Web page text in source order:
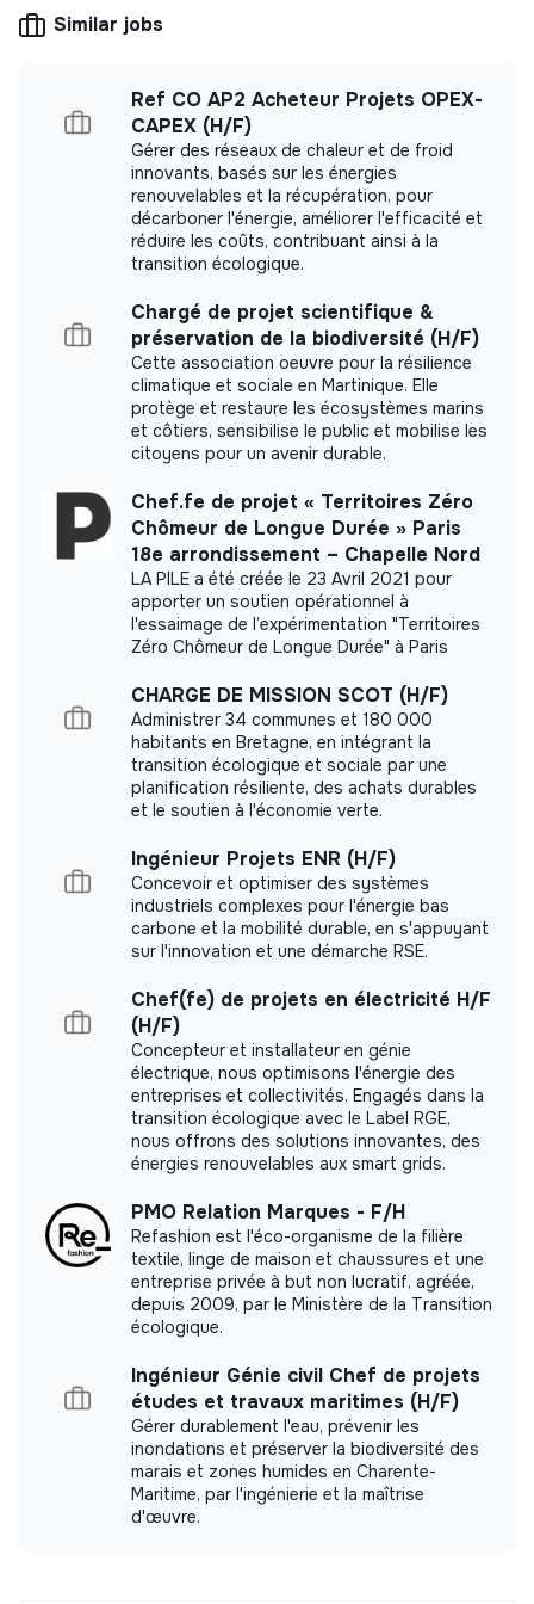
visés par le bénéficiaire)
les différents programmes, les différentes formes de
mobilité et sur les différentes actions nécessaires à la
réalisation de leur projet
- Assurer le suivi du projet du bénéficiaires avec le/les
prescripteurs d’origine, les partenaires
européens/internationaux et les acteurs de terrain
d’accompagnement des bénéficiaires : de l’accueil à la
valorisation du projet jusqu’au retour de mobilité en lien
avec leur parcours socio-professionnel
- Recherches documentaires : veille informative
concernant les brochures, plaquettes, fiches,
d’information concernant l’emploi, la formation,
l’expatriation et des aides financières; alimentation de
l’espace documentaire.
➢ Créer et gérer les projets locaux et les projets
de mobilité organisés dans le cadre d’Erasmus+ ou
des programmes internationaux
- Initier le développement de nouveaux projets
européen et internationaux
- Organiser et proposer à travers des temps individuels
et collectifs, une préparation au départ, un suivi et un
bilan au retour, adaptés aux jeunes bénéficiaires des
projets de mobilité
- Coordonner les échanges avec les partenaires
français et internationaux
- Formuler, lister et recueillir les documents
administratifs et techniques liés au dispositif de mobilité
- Assurer le suivi administratif du projet
- Assurer la valorisation des projets et de l’impact de la
mobilité sur les bénéficiaires
➢ Créer, développer et animer un réseau d’acteurs
associatifs et institutionnels au niveau local et
- Représenter l’association dans les instances
territoriales selon une stratégie définie par la direction
- Animer, fédérer et développer des relations avec les
acteurs institutionnels et opérationnels au niveau local
et international
- Constituer et animer un réseau de partenaires
européens et internationaux adaptés au projet
associatif et aux bénéficiaires
- Gérer et animer des programmes de formations
making potential is limited. It may be an
More information
Website
Nonprofit organization
Impact study
Parcours le monde grand ouest did not yet
Labels and certifications
This structure did not communicate to us the
labels or certifications that it was able to obtain.
Documents
Did not yet add a transparency document.
Similar jobs
Ref CO AP2 Acheteur Projets OPEX-
CAPEX (H/F)
Gérer des réseaux de chaleur et de froid
innovants, basés sur les énergies
renouvelables et la récupération, pour
décarboner l'énergie, améliorer l'efficacité et
réduire les coûts, contribuant ainsi à la
transition écologique.
Chargé de projet scientifique &
préservation de la biodiversité (H/F)
Cette association oeuvre pour la résilience
climatique et sociale en Martinique. Elle
protège et restaure les écosystèmes marins
et côtiers, sensibilise le public et mobilise les
citoyens pour un avenir durable.
Chef.fe de projet « Territoires Zéro
Chômeur de Longue Durée » Paris
18e arrondissement – Chapelle Nord
LA PILE a été créée le 23 Avril 2021 pour
apporter un soutien opérationnel à
l'essaimage de l’expérimentation "Territoires
Zéro Chômeur de Longue Durée" à Paris
CHARGE DE MISSION SCOT (H/F)
Administrer 34 communes et 180 000
habitants en Bretagne, en intégrant la
transition écologique et sociale par une
planification résiliente, des achats durables
et le soutien à l'économie verte.
Ingénieur Projets ENR (H/F)
Concevoir et optimiser des systèmes
industriels complexes pour l'énergie bas
carbone et la mobilité durable, en s'appuyant
sur l'innovation et une démarche RSE.
Chef(fe) de projets en électricité H/F
(H/F)
Concepteur et installateur en génie
électrique, nous optimisons l'énergie des
entreprises et collectivités. Engagés dans la
transition écologique avec le Label RGE,
nous offrons des solutions innovantes, des
énergies renouvelables aux smart grids.
PMO Relation Marques - F/H
Refashion est l'éco-organisme de la filière
textile, linge de maison et chaussures et une
entreprise privée à but non lucratif, agréée,
depuis 2009, par le Ministère de la Transition
écologique.
Ingénieur Génie civil Chef de projets
études et travaux maritimes (H/F)
Gérer durablement l'eau, prévenir les
inondations et préserver la biodiversité des
marais et zones humides en Charente-
Maritime, par l'ingénierie et la maîtrise
d'œuvre.